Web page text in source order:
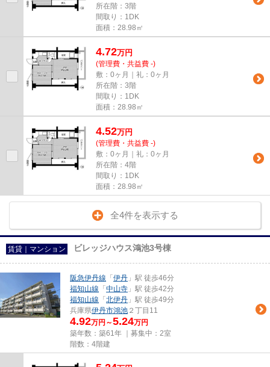
所在階：3階
間取り：1DK
面積：28.98㎡
4.72万円
(管理費・共益費 -)
敷：0ヶ月｜礼：0ヶ月
所在階：3階
間取り：1DK
面積：28.98㎡
4.52万円
(管理費・共益費 -)
敷：0ヶ月｜礼：0ヶ月
所在階：4階
間取り：1DK
面積：28.98㎡
全4件を表示する
賃貸｜マンション ビレッジハウス鴻池3号棟
阪急伊丹線 「 伊丹 」駅 徒歩46分
福知山線 「 中山寺 」駅 徒歩42分
福知山線 「 北伊丹 」駅 徒歩49分
兵庫県伊丹市鴻池 ２丁目11
4.92万円～5.24万円
築年数：築61年 ｜募集中： 2室
階数：4階建